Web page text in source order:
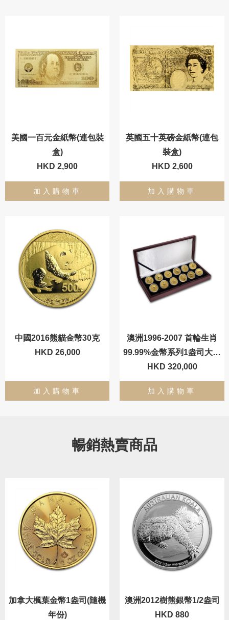
美國一百元金紙幣(連包裝
盒)
HKD 2,900
加入購物車
英國五十英磅金紙幣(連包
裝盒)
HKD 2,600
加入購物車
中國2016熊貓金幣30克
HKD 26,000
加入購物車
澳洲1996-2007 首輪生肖
99.99%金幣系列1盎司大全
套
HKD 320,000
加入購物車
暢銷熱賣商品
加拿大楓葉金幣1盎司(隨機
年份)
澳洲2012樹熊銀幣1/2盎司
HKD 880